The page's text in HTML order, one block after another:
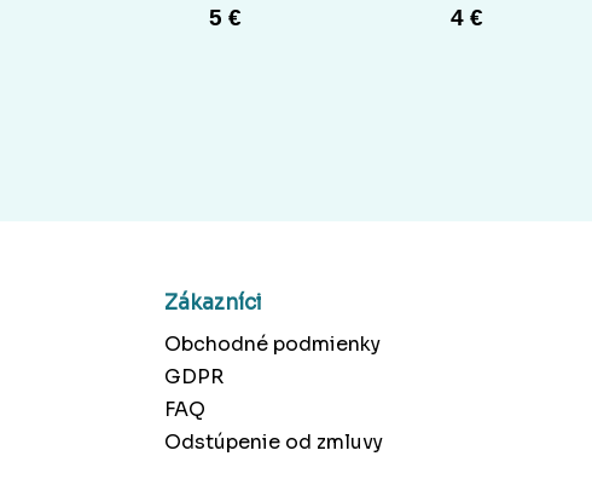
5 € 4 €
Zákazníci
Obchodné podmienky
GDPR
FAQ
Odstúpenie od zmluvy